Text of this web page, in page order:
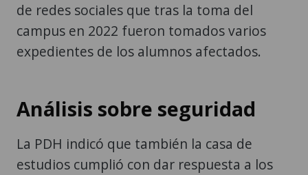
de redes sociales que tras la toma del
campus en 2022 fueron tomados varios
expedientes de los alumnos afectados.
Análisis sobre seguridad
La PDH indicó que también la casa de
estudios cumplió con dar respuesta a los